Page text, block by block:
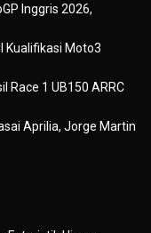
Inggris 2026,
Kualifikasi Moto3
Race 1 UB150 ARRC
Aprilia, Jorge Martin